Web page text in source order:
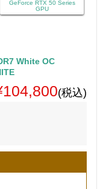
GeForce RTX 50 Series
GPU
White OC
(税込)